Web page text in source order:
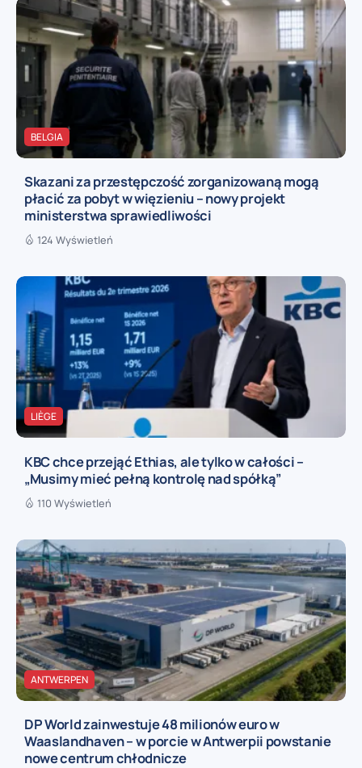
BELGIA
Skazani za przestępczość zorganizowaną mogą
płacić za pobyt w więzieniu – nowy projekt
ministerstwa sprawiedliwości
124 Wyświetleń
LIÈGE
KBC chce przejąć Ethias, ale tylko w całości –
„Musimy mieć pełną kontrolę nad spółką”
110 Wyświetleń
ANTWERPEN
DP World zainwestuje 48 milionów euro w
Waaslandhaven – w porcie w Antwerpii powstanie
nowe centrum chłodnicze